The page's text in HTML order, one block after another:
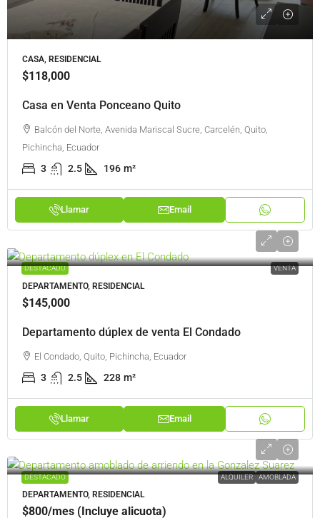
CASA, RESIDENCIAL
$118,000
Casa en Venta Ponceano Quito
Balcón del Norte, Avenida Mariscal Sucre, Carcelén, Quito,
Pichincha, Ecuador
3 2.5 196 m²
Llamar Email
DESTACADO VENTA
DEPARTAMENTO, RESIDENCIAL
$145,000
Departamento dúplex de venta El Condado
El Condado, Quito, Pichincha, Ecuador
3 2.5 228 m²
Llamar Email
DESTACADO ALQUILER AMOBLADA
DEPARTAMENTO, RESIDENCIAL
$800/mes (Incluye alicuota)